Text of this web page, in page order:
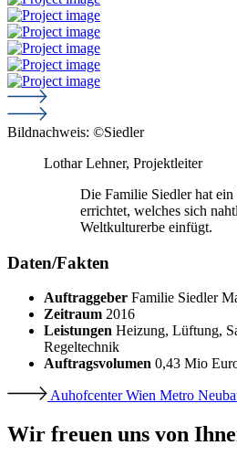
Bildnachweis: ©Siedler
Lothar Lehner, Projektleiter
Die Familie Siedler hat
errichtet, welches sich
Weltkulturerbe einfügt.
Daten/Fakten
Auftraggeber Familie Siedler
Zeitraum 2016
Leistungen Heizung, Lüftung,
Regeltechnik
Auftragsvolumen 0,43 Mio
Auhofcenter Wien Metro
Wir freuen uns von